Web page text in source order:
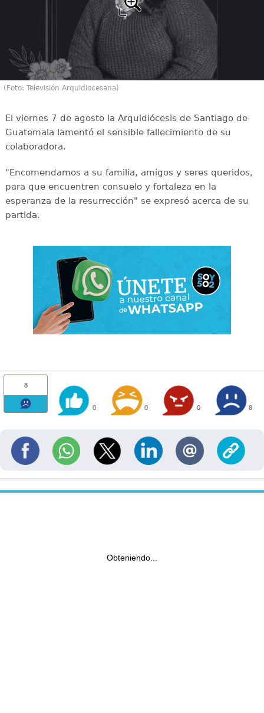
(Foto: Televisión Arquidiocesana)
El viernes 7 de agosto la Arquidiócesis de Santiago de
Guatemala lamentó el sensible fallecimiento de su
colaboradora.
"Encomendamos a su familia, amigos y seres queridos,
para que encuentren consuelo y fortaleza en la
esperanza de la resurrección" se expresó acerca de su
partida.
8
0 0 0 8
Obteniendo...